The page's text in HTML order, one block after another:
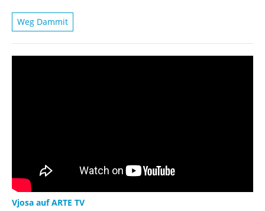
Weg Dammit
Vjosa auf ARTE TV